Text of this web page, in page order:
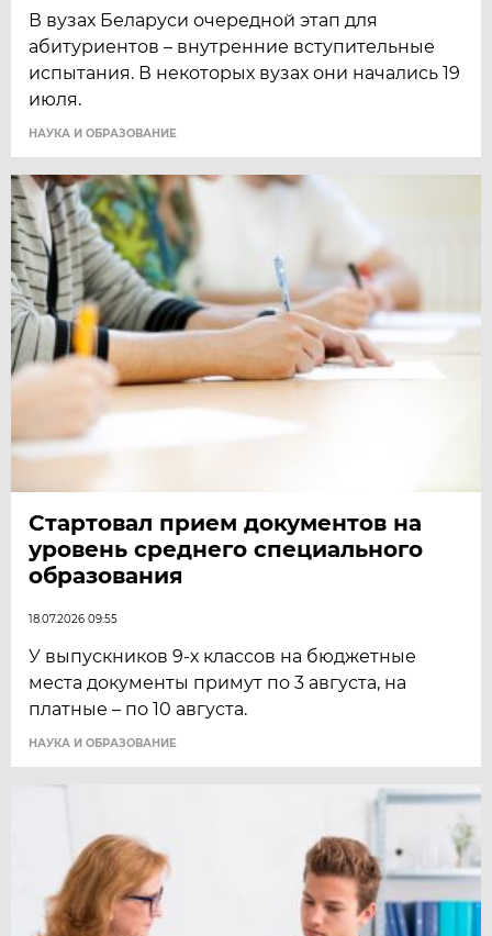
В вузах Беларуси очередной этап для
абитуриентов – внутренние вступительные
испытания. В некоторых вузах они начались 19
июля.
НАУКА И ОБРАЗОВАНИЕ
Стартовал прием документов на
уровень среднего специального
образования
18.07.2026 09:55
У выпускников 9-х классов на бюджетные
места документы примут по 3 августа, на
платные – по 10 августа.
НАУКА И ОБРАЗОВАНИЕ